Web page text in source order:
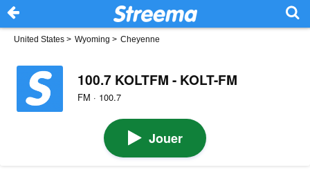
United States > Wyoming > Cheyenne
100.7 KOLTFM - KOLT-FM
FM · 100.7
Jouer